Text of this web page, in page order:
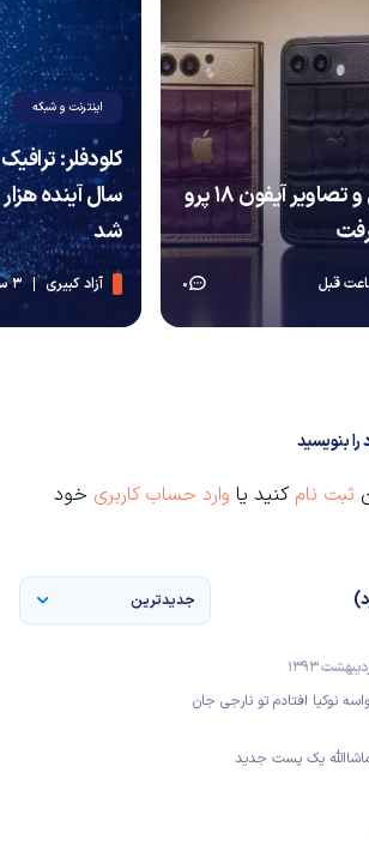
مشخصات کامل و تصاویر آیفون ۱۸ پرو
رفت
0
اینترنت و شبکه
سال آینده
شد
آزاد کبیری 3 ساعت قبل
بنویسید
ثبت نام کنید یا وارد حساب کاربری خود
جدیدترین
نوکیا افتادم تو نارجی جان